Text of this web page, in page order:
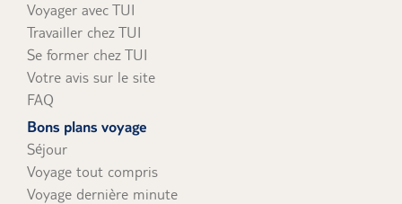
Voyager avec TUI
Travailler chez TUI
Se former chez TUI
Votre avis sur le site
FAQ
Bons plans voyage
Séjour
Voyage tout compris
Voyage dernière minute